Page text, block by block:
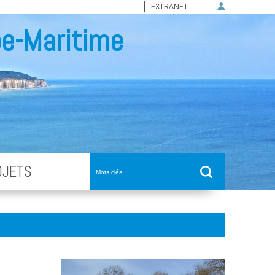
Maritime
EXTRANET